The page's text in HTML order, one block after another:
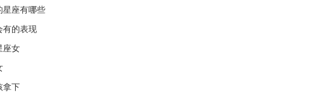
星座有哪些
有的表现
座女
拿下